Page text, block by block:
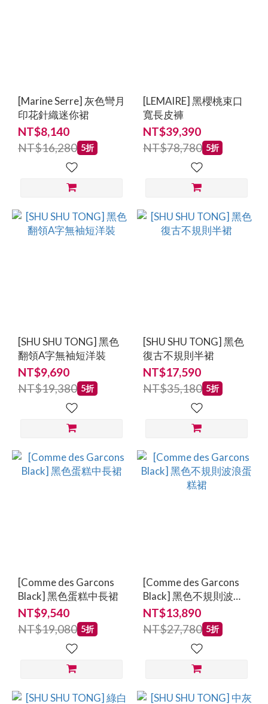
[Marine Serre] 灰色彎月
印花針織迷你裙
NT$8,140
NT$16,280 5折
[LEMAIRE] 黑櫻桃束口
寬長皮褲
NT$39,390
NT$78,780 5折
[SHU SHU TONG] 黑色
翻領A字無袖短洋裝
NT$9,690
NT$19,380 5折
[SHU SHU TONG] 黑色
復古不規則半裙
NT$17,590
NT$35,180 5折
[Comme des Garcons
Black] 黑色蛋糕中長裙
NT$9,540
NT$19,080 5折
[Comme des Garcons
Black] 黑色不規則波浪
蛋糕裙
NT$13,890
NT$27,780 5折